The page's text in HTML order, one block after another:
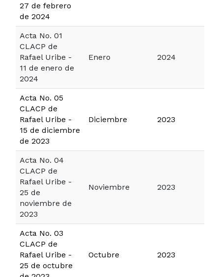
27 de febrero
de 2024
Acta No. 01
CLACP de
Rafael Uribe -
11 de enero de
2024
Enero 2024
Acta No. 05
CLACP de
Rafael Uribe -
15 de diciembre
de 2023
Diciembre 2023
Acta No. 04
CLACP de
Rafael Uribe -
25 de
noviembre de
2023
Noviembre 2023
Acta No. 03
CLACP de
Rafael Uribe -
25 de octubre
Octubre 2023